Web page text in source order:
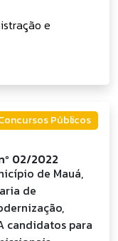
e
Públicos
02/2022
de Mauá,
de
candidatos para